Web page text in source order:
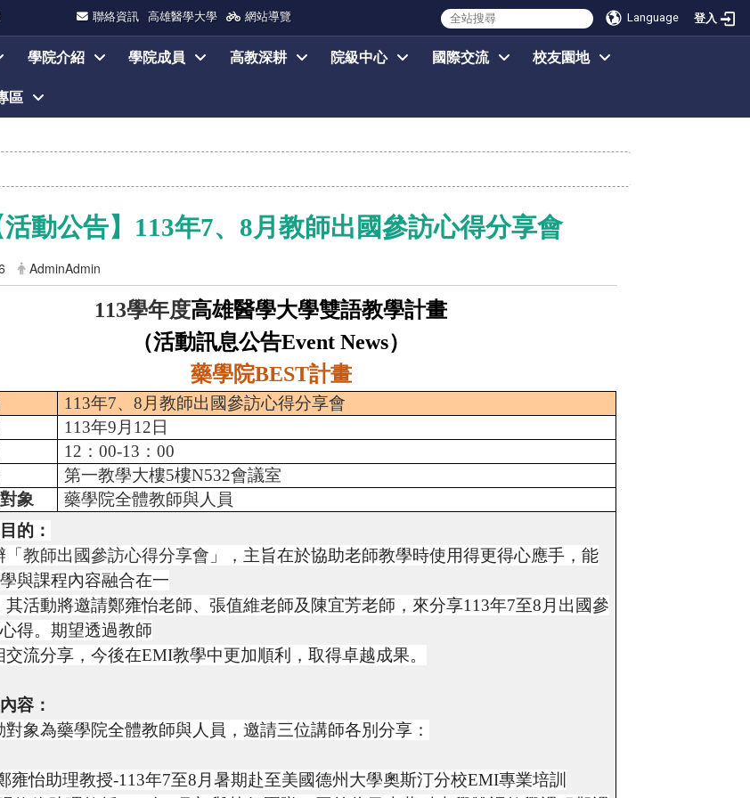
Language 登入
聯絡資訊 高雄醫學大學 網站導覽
學院介紹 學院成員 高教深耕 院級中心 國際交流
校友園地
區
活動公告】 113年7、 8月教師出國參訪心得分享會
AdminAdmin
113學年度高雄醫學大學雙語教學計畫
（活動訊息公告Event News）
藥學院BEST計畫
113年7、8 月教師出國參訪心得分享會
113年9 月 12日
12 ：00-13 ：00
第一教學大樓5樓N532會議室
象
藥學院全體教師與人員
的：
教師出國參訪心得分享會 」，主旨在於協助老師教學時使用得更得心應手，能
與課程內容融合在一
動將邀請鄭雍怡老師、張值維老師及陳宜芳老師，來分享113年7至8月出國參
得。期望透過教師
分享，今後在EMI教學中更加順利，取得卓越成果。
容：
為藥學院全體教師與人員，邀請三位講師各別分享：
雍怡助理教授-113年7至8月暑期赴至美國德州大學奧斯汀分校EMI專業培訓